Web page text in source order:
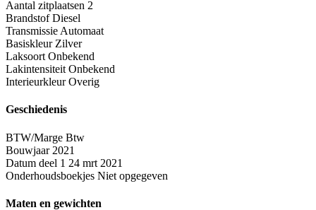
Aantal zitplaatsen 2
Brandstof Diesel
Transmissie Automaat
Basiskleur Zilver
Laksoort Onbekend
Lakintensiteit Onbekend
Interieurkleur Overig
Geschiedenis
BTW/Marge Btw
Bouwjaar 2021
Datum deel 1 24 mrt 2021
Onderhoudsboekjes Niet opgegeven
Maten en gewichten